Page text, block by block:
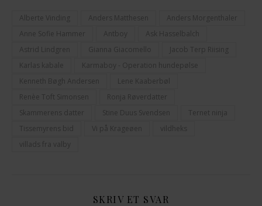
Alberte Vinding Anders Matthesen
Anders Morgenthaler
Anne Sofie Hammer
Antboy
Ask Hasselbalch
Astrid Lindgren
Gianna Giacomello
Jacob Terp Riising
Karlas kabale
Karmaboy - Operation hundepølse
Kenneth Bøgh Andersen
Lene Kaaberbøl
Renèe Toft Simonsen
Ronja Røverdatter
Skammerens datter
Stine Duus Svendsen
Ternet ninja
Tissemyrens bid
Vi på Krageøen
vildheks
villads fra valby
SKRIV ET SVAR